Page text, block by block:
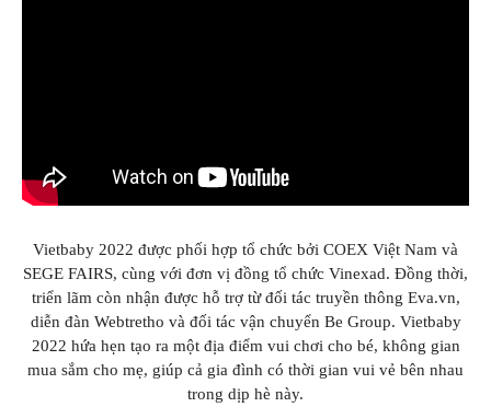
LIÊN HỆ
Vietbaby 2022 được phối hợp tổ chức bởi COEX Việt Nam và
SEGE FAIRS, cùng với đơn vị đồng tổ chức Vinexad. Đồng thời,
triển lãm còn nhận được hỗ trợ từ đối tác truyền thông Eva.vn,
diễn đàn Webtretho và đối tác vận chuyển Be Group. Vietbaby
2022 hứa hẹn tạo ra một địa điểm vui chơi cho bé, không gian
mua sắm cho mẹ, giúp cả gia đình có thời gian vui vẻ bên nhau
trong dịp hè này.